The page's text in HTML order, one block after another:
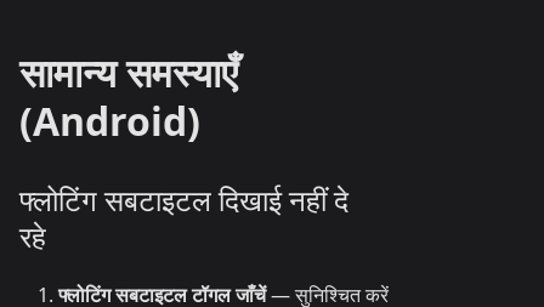
सामान्य समस्याएँ
(Android)
फ्लोटिंग सबटाइटल दिखाई नहीं दे
रहे
फ्लोटिंग सबटाइटल टॉगल जाँचें— सुनिश्चित करें